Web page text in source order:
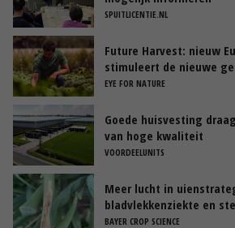
SPUITLICENTIE.NL
Future Harvest: nieuw
stimuleert de nieuwe
Nederland
EYE FOR NATURE
Goede huisvesting
van hoge kwaliteit
VOORDEELUNITS
Meer lucht in
bladvlekkenziekte en
BAYER CROP SCIENCE